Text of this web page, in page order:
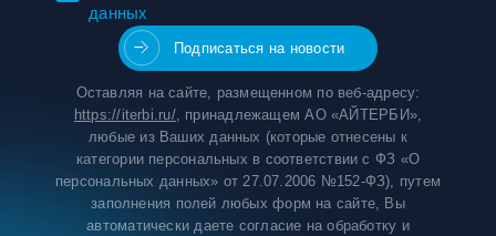
данных
Оставляя на сайте, размещенном по веб-адресу:
https://iterbi.ru/, принадлежащем АО «АЙТЕРБИ»,
любые из Ваших данных (которые отнесены к
категории персональных в соответствии с ФЗ «О
персональных данных» от 27.07.2006 №152-ФЗ), путем
заполнения полей любых форм на сайте, Вы
автоматически даете согласие на обработку и